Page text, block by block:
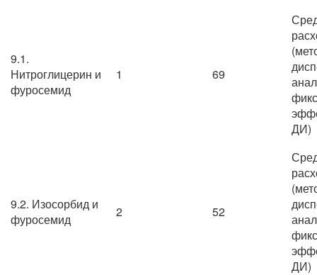
9.1.
Нитроглицерин и
фуросемид
1 69
ДИ)
9.2. Изосорбид и
фуросемид
2 52
ДИ)